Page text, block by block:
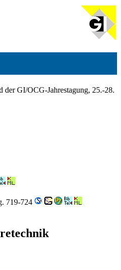
GI/OCG-Jahrestagung, 25.-28.
719-724